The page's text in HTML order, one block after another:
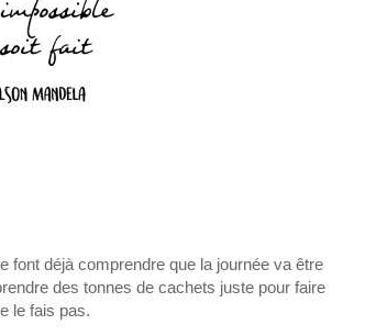
font déjà comprendre que la journée va être
des tonnes de cachets juste pour faire
le fais pas.